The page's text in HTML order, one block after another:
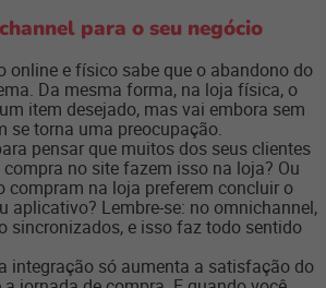
para o seu negócio
online e físico sabe que o abandono do
Da mesma forma, na loja física, o
item desejado, mas vai embora sem
se torna uma preocupação.
pensar que muitos dos seus clientes
no site fazem isso na loja? Ou
compram na loja preferem concluir o
aplicativo? Lembre-se: no omnichannel,
sincronizados, e isso faz todo sentido
integração só aumenta a satisfação do